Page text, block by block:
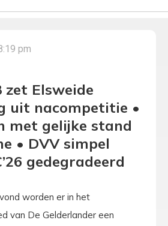
pm
zet Elsweide
uit nacompetitie •
met gelijke stand
• DVV simpel
gedegradeerd
worden er in het
van De Gelderlander een